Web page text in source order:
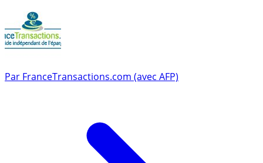
Par FranceTransactions.com (avec AFP)